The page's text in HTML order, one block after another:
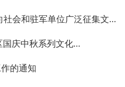
会和驻军单位广泛征集文...
庆中秋系列文化...
的通知